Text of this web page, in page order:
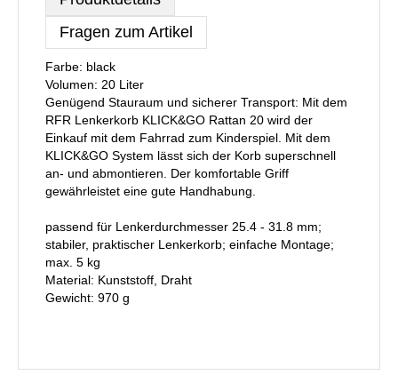
Fragen zum Artikel
Farbe: black
Volumen: 20 Liter
Genügend Stauraum und sicherer Transport: Mit dem
RFR Lenkerkorb KLICK&GO Rattan 20 wird der
Einkauf mit dem Fahrrad zum Kinderspiel. Mit dem
KLICK&GO System lässt sich der Korb superschnell
an- und abmontieren. Der komfortable Griff
gewährleistet eine gute Handhabung.
passend für Lenkerdurchmesser 25.4 - 31.8 mm;
stabiler, praktischer Lenkerkorb; einfache Montage;
max. 5 kg
Material: Kunststoff, Draht
Gewicht: 970 g